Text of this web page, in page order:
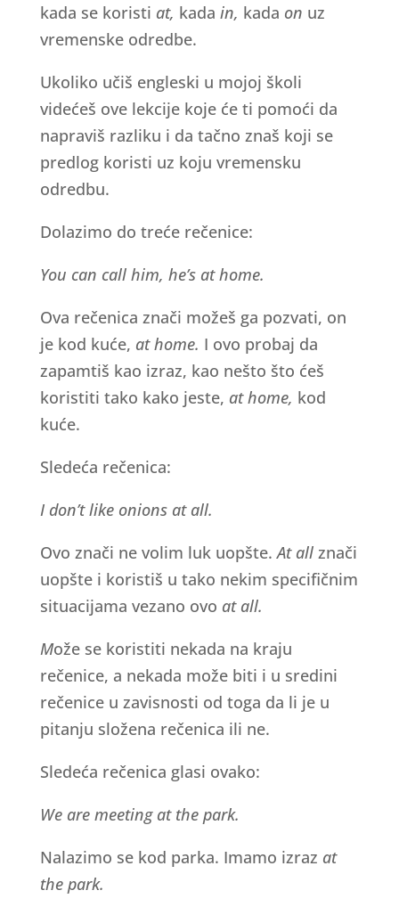
kada se koristi at, kada in, kada on uz
vremenske odredbe.
Ukoliko učiš engleski u mojoj školi
videćeš ove lekcije koje će ti pomoći da
napraviš razliku i da tačno znaš koji se
predlog koristi uz koju vremensku
odredbu.
Dolazimo do treće rečenice:
You can call him, he’s at home.
Ova rečenica znači možeš ga pozvati, on
je kod kuće, at home. I ovo probaj da
zapamtiš kao izraz, kao nešto što ćeš
koristiti tako kako jeste, at home, kod
kuće.
Sledeća rečenica:
I don’t like onions at all.
Ovo znači ne volim luk uopšte.At all znači
uopšte i koristiš u tako nekim specifičnim
situacijama vezano ovo at all.
Može se koristiti nekada na kraju
rečenice, a nekada može biti i u sredini
rečenice u zavisnosti od toga da li je u
pitanju složena rečenica ili ne.
Sledeća rečenica glasi ovako:
We are meeting at the park.
Nalazimo se kod parka. Imamo izraz at
the park.